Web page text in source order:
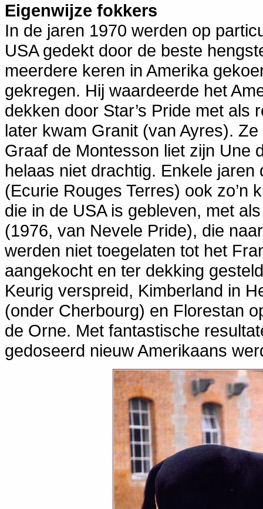
Eigenwijze fokkers
In de jaren 1970 werden op
USA gedekt door de beste
meerdere keren in Amerika
gekregen. Hij waardeerde het
dekken door Star’s Pride met als
later kwam Granit (van Ayres).
Graaf de Montesson liet zijn Une
helaas niet drachtig. Enkele
(Ecurie Rouges Terres) ook zo’n
die in de USA is gebleven, met
(1976, van Nevele Pride), die
werden niet toegelaten tot het
aangekocht en ter dekking
Keurig verspreid, Kimberland in
(onder Cherbourg) en Florestan
de Orne. Met fantastische
gedoseerd nieuw Amerikaans